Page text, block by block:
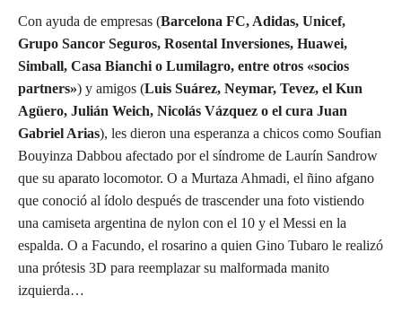
Con ayuda de empresas (Barcelona FC, Adidas, Unicef,
Grupo Sancor Seguros, Rosental Inversiones, Huawei,
Simball, Casa Bianchi o Lumilagro, entre otros «socios
partners») y amigos (Luis Suárez, Neymar, Tevez, el Kun
Agüero, Julián Weich, Nicolás Vázquez o el cura Juan
Gabriel Arias), les dieron una esperanza a chicos como Soufian
Bouyinza Dabbou afectado por el síndrome de Laurín Sandrow
que su aparato locomotor. O a Murtaza Ahmadi, el ñino afgano
que conoció al ídolo después de trascender una foto vistiendo
una camiseta argentina de nylon con el 10 y el Messi en la
espalda. O a Facundo, el rosarino a quien Gino Tubaro le realizó
una prótesis 3D para reemplazar su malformada manito
izquierda…